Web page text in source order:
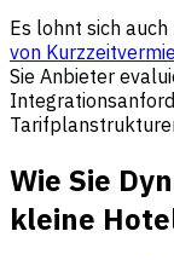
Es lohnt sich
von
Sie Anbieter
Wie Sie
kleine